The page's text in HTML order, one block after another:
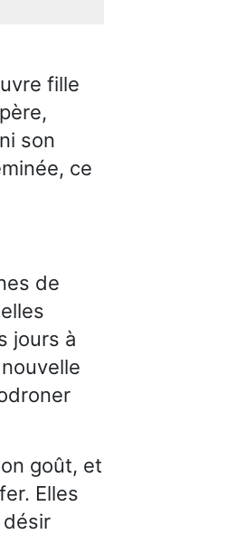
fille
son
ce
de
jours à
goût, et
Elles